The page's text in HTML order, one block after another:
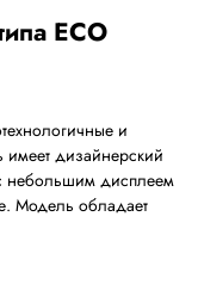
ECO
и
дизайнерский
небольшим дисплеем
Модель обладает